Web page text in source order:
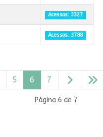
Acessos: 3327
Acessos: 3788
Página 6 de 7
5 6 7